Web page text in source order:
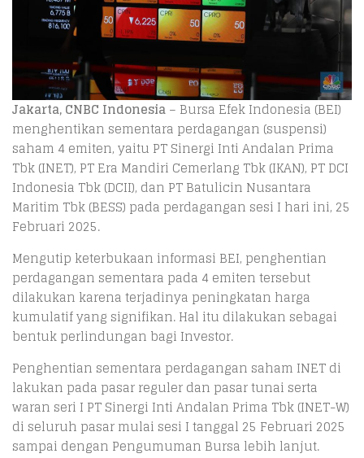
Jakarta, CNBC Indonesia– Bursa Efek Indonesia (BEI)
menghentikan sementara perdagangan (suspensi)
saham 4 emiten, yaitu PT Sinergi Inti Andalan Prima
Tbk (INET), PT Era Mandiri Cemerlang Tbk (IKAN), PT DCI
Indonesia Tbk (DCII), dan PT Batulicin Nusantara
Maritim Tbk (BESS) pada perdagangan sesi I hari ini, 25
Februari 2025.
Mengutip keterbukaan informasi BEI, penghentian
perdagangan sementara pada 4 emiten tersebut
dilakukan karena terjadinya peningkatan harga
kumulatif yang signifikan. Hal itu dilakukan sebagai
bentuk perlindungan bagi Investor.
Penghentian sementara perdagangan saham INET di
lakukan pada pasar reguler dan pasar tunai serta
waran seri I PT Sinergi Inti Andalan Prima Tbk (INET-W)
di seluruh pasar mulai sesi I tanggal 25 Februari 2025
sampai dengan Pengumuman Bursa lebih lanjut.